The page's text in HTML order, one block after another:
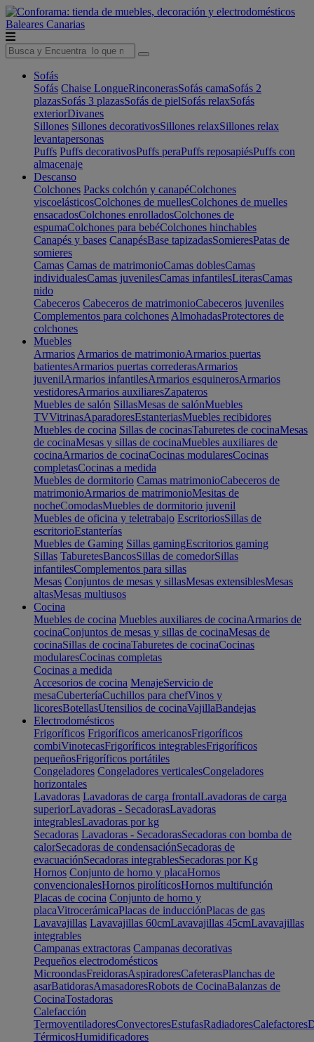
Baleares Canarias
Sofás
Sofás Chaise LongueRinconerasSofás camaSofás 2
plazasSofás 3 plazasSofás de pielSofás relaxSofás
exteriorDivanes
Sillones Sillones decorativosSillones relaxSillones relax
levantapersonas
Puffs Puffs decorativosPuffs peraPuffs reposapiésPuffs con
almacenaje
Descanso
Colchones Packs colchón y canapéColchones
viscoelásticosColchones de muellesColchones de muelles
ensacadosColchones enrolladosColchones de
espumaColchones para bebéColchones hinchables
Canapés y bases CanapésBase tapizadasSomieresPatas de
somieres
Camas Camas de matrimonioCamas doblesCamas
individualesCamas juvenilesCamas infantilesLiterasCamas
nido
Cabeceros Cabeceros de matrimonioCabeceros juveniles
Complementos para colchones AlmohadasProtectores de
colchones
Muebles
Armarios Armarios de matrimonioArmarios puertas
batientesArmarios puertas correderasArmarios
juvenilArmarios infantilesArmarios esquinerosArmarios
vestidoresArmarios auxiliaresZapateros
Muebles de salón SillasMesas de salónMuebles
TVVitrinasAparadoresEstanteriasMuebles recibidores
Muebles de cocina Sillas de cocinasTaburetes de cocinaMesas
de cocinaMesas y sillas de cocinaMuebles auxiliares de
cocinaArmarios de cocinaCocinas modularesCocinas
completasCocinas a medida
Muebles de dormitorio Camas matrimonioCabeceros de
matrimonioArmarios de matrimonioMesitas de
nocheComodasMuebles de dormitorio juvenil
Muebles de oficina y teletrabajo EscritoriosSillas de
escritorioEstanterías
Muebles de Gaming Sillas gamingEscritorios gaming
Sillas TaburetesBancosSillas de comedorSillas
infantilesComplementos para sillas
Mesas Conjuntos de mesas y sillasMesas extensiblesMesas
altasMesas multiusos
Cocina
Muebles de cocina Muebles auxiliares de cocinaArmarios de
cocinaConjuntos de mesas y sillas de cocinaMesas de
cocinaSillas de cocinaTaburetes de cocinaCocinas
modularesCocinas completas
Cocinas a medida
Accesorios de cocina MenajeServicio de
mesaCuberteríaCuchillos para chefVinos y
licoresBotellasUtensilios de cocinaVajillaBandejas
Electrodomésticos
Frigoríficos Frigoríficos americanosFrigoríficos
combiVinotecasFrigoríficos integrablesFrigoríficos
pequeñosFrigoríficos portátiles
Congeladores Congeladores verticalesCongeladores
horizontales
Lavadoras Lavadoras de carga frontalLavadoras de carga
superiorLavadoras - SecadorasLavadoras
integrablesLavadoras por kg
Secadoras Lavadoras - SecadorasSecadoras con bomba de
calorSecadoras de condensaciónSecadoras de
evacuaciónSecadoras integrablesSecadoras por Kg
Hornos Conjunto de horno y placaHornos
convencionalesHornos pirolíticosHornos multifunción
Placas de cocina Conjunto de horno y
placaVitrocerámicaPlacas de inducciónPlacas de gas
Lavavajillas Lavavajillas 60cmLavavajillas 45cmLavavajillas
integrables
Campanas extractoras Campanas decorativas
Pequeños electrodomésticos
MicroondasFreidorasAspiradoresCafeterasPlanchas de
asarBatidorasAmasadoresRobots de CocinaBalanzas de
CocinaTostadoras
Calefacción
TermoventiladoresConvectoresEstufasRadiadoresCalefactores
TérmicosHumidificadores